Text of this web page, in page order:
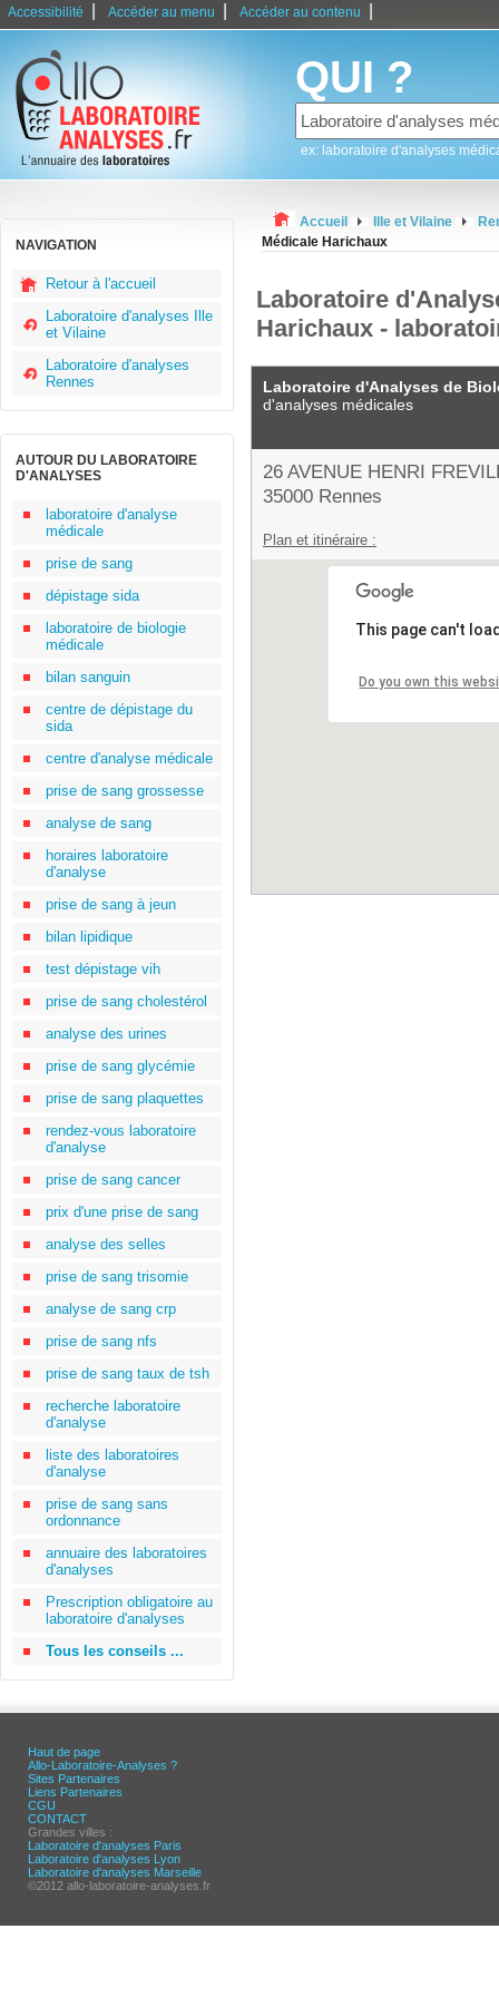
Accessibilité Accéder au menu Accéder au contenu
QUI ?
ex: laboratoire d'analyses
NAVIGATION
Retour à l'accueil
Laboratoire d'analyses Ille
et Vilaine
Laboratoire d'analyses
Rennes
AUTOUR DU LABORATOIRE
D'ANALYSES
laboratoire d'analyse
médicale
prise de sang
dépistage sida
laboratoire de biologie
médicale
bilan sanguin
centre de dépistage du
sida
centre d'analyse médicale
prise de sang grossesse
analyse de sang
horaires laboratoire
d'analyse
prise de sang à jeun
bilan lipidique
test dépistage vih
prise de sang cholestérol
analyse des urines
prise de sang glycémie
prise de sang plaquettes
rendez-vous laboratoire
d'analyse
prise de sang cancer
prix d'une prise de sang
analyse des selles
prise de sang trisomie
analyse de sang crp
prise de sang nfs
prise de sang taux de tsh
recherche laboratoire
d'analyse
liste des laboratoires
d'analyse
prise de sang sans
ordonnance
annuaire des laboratoires
d'analyses
Prescription obligatoire au
laboratoire d'analyses
Tous les conseils ...
Accueil Ille et Vilaine
Médicale Harichaux
Laboratoire
Harichaux -
Laboratoire d'Analyses de
d'analyses médicales
26 AVENUE HENRI
35000 Rennes
Plan et itinéraire :
This page can't
Do you own this
Haut de page
Allo-Laboratoire-Analyses ?
Sites Partenaires
Liens Partenaires
CGU
CONTACT
Grandes villes :
Laboratoire d'analyses Paris
Laboratoire d'analyses Lyon
Laboratoire d'analyses Marseille
©2012 allo-laboratoire-analyses.fr